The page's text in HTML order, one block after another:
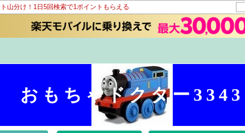
山分け！1日5回検索で1ポイントもらえる
おもちゃドクター3343